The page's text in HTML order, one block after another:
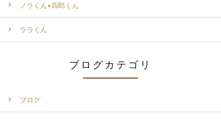
ノラくん•四郎くん
ララくん
ブログカテゴリ
ブログ